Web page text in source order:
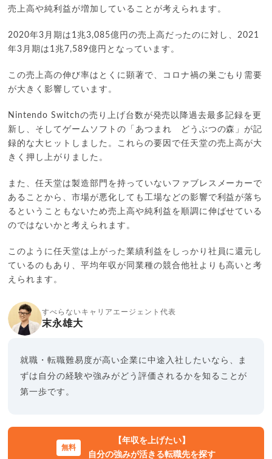
売上高や純利益が増加していることが考えられます。
2020年3月期は1兆3,085億円の売上高だったのに対し、2021
年3月期は1兆7,589億円となっています。
この売上高の伸び率はとくに顕著で、コロナ禍の巣ごもり需要
が大きく影響しています。
Nintendo Switchの売り上げ台数が発売以降過去最多記録を更
新し、そしてゲームソフトの「あつまれ どうぶつの森」が記
録的な大ヒットしました。これらの要因で任天堂の売上高が大
きく押し上がりました。
また、任天堂は製造部門を持っていないファブレスメーカーで
あることから、市場が悪化しても工場などの影響で利益が落ち
るということもないため売上高や純利益を順調に伸ばせている
のではないかと考えられます。
このように任天堂は上がった業績利益をしっかり社員に還元し
ているのもあり、平均年収が同業種の競合他社よりも高いと考
えられます。
すべらないキャリアエージェント代表
末永雄大
就職・転職難易度が高い企業に中途入社したいなら、ま
ずは自分の経験や強みがどう評価されるかを知ることが
第一歩です。
【年収を上げたい】
自分の強みが活きる転職先を探す